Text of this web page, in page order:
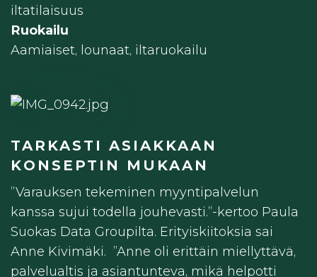
iltatilaisuus
Ruokailu
Aamiaiset, lounaat, iltaruokailu
TARKASTI ASIAKKAAN
KONSEPTIN MUKAAN
”Varauksen tekeminen myyntipalvelun
kanssa sujui todella jouhevasti.”-kertoo Paula
Suokas Data Groupilta. Erityiskiitoksia sai
Anne Kivimäki. ”Anne oli erittäin miellyttävä,
palvelualtis ja asiantunteva, mikä helpotti